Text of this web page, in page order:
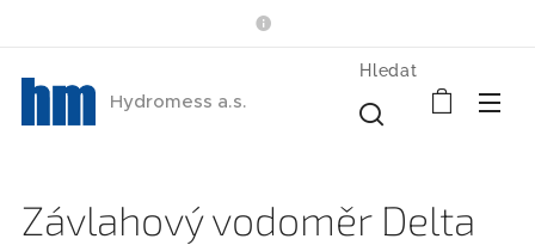
Hydromess a.s.
Hledat
Závlahový vodoměr Delta